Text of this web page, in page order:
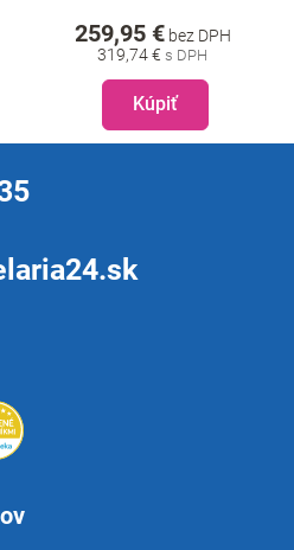
319,74 €
259,95 €bez DPH
Kúpiť